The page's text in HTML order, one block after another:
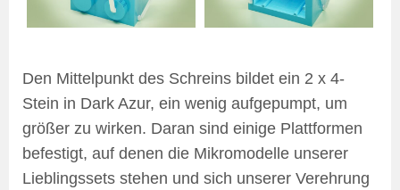
Den Mittelpunkt des Schreins bildet ein 2 x 4-
Stein in Dark Azur, ein wenig aufgepumpt, um
größer zu wirken. Daran sind einige Plattformen
befestigt, auf denen die Mikromodelle unserer
Lieblingssets stehen und sich unserer Verehrung